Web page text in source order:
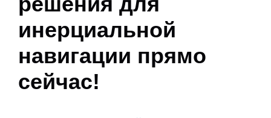
инерциальной
навигации прямо
сейчас!